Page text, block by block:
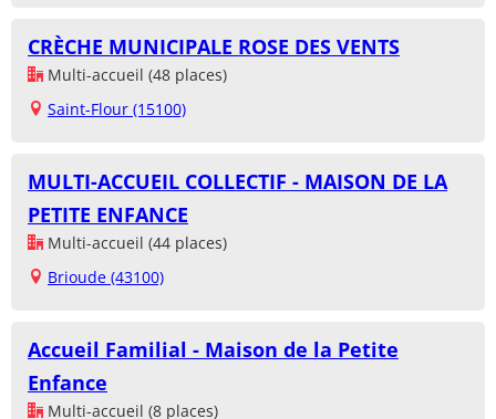
CRÈCHE MUNICIPALE ROSE DES VENTS
Multi-accueil (48 places)
Saint-Flour (15100)
MULTI-ACCUEIL COLLECTIF - MAISON DE LA
PETITE ENFANCE
Multi-accueil (44 places)
Brioude (43100)
Accueil Familial - Maison de la Petite
Enfance
Multi-accueil (8 places)